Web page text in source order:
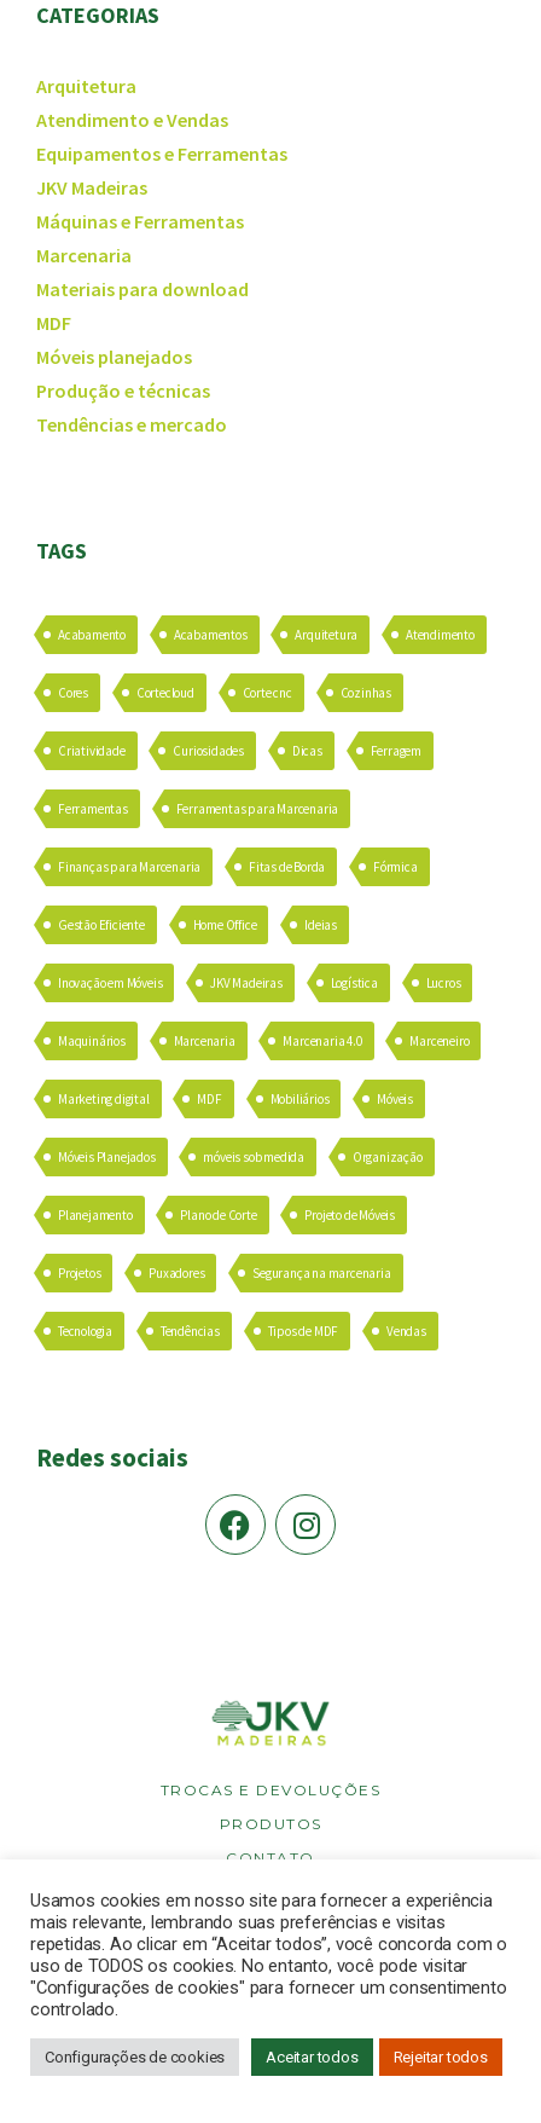
CATEGORIAS
Arquitetura
Atendimento e Vendas
Equipamentos e Ferramentas
JKV Madeiras
Máquinas e Ferramentas
Marcenaria
Materiais para download
MDF
Móveis planejados
Produção e técnicas
Tendências e mercado
TAGS
Acabamento Acabamentos Arquitetura Atendimento
Cores Cortecloud Corte cnc Cozinhas
Criatividade Curiosidades Dicas Ferragem
Ferramentas Ferramentas para Marcenaria
Finanças para Marcenaria Fitas de Borda Fórmica
Gestão Eficiente Home Office Ideias
Inovação em Móveis JKV Madeiras Logística Lucros
Maquinários Marcenaria Marcenaria 4.0 Marceneiro
Marketing digital MDF Mobiliários Móveis
Móveis Planejados móveis sob medida Organização
Planejamento Plano de Corte Projeto de Móveis
Projetos Puxadores Segurança na marcenaria
Tecnologia Tendências Tipos de MDF Vendas
Redes sociais
TROCAS E DEVOLUÇÕES
PRODUTOS
CONTATO
POLÍTICA DE PRIVACIDADE
POLÍTICA DE COOKIES
Copyright © 2026 JKV Madeiras. Todos os direitos reservados.
Usamos cookies em nosso site para fornecer a experiência
mais relevante, lembrando suas preferências e visitas
repetidas. Ao clicar em “Aceitar todos”, você concorda com o
uso de TODOS os cookies. No entanto, você pode visitar
"Configurações de cookies" para fornecer um consentimento
controlado.
Configurações de cookies Aceitar todos Rejeitar todos